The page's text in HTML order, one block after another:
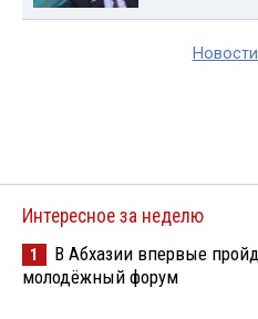
Интересное за неделю
1
В Абхазии впервые
молодёжный форум